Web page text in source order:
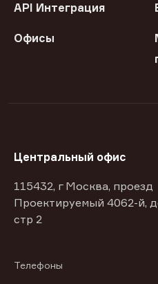
API Интеграция
Офисы
Центральный офис
115432, г Москва, проезд
Проектируемый 4062-й,
стр 2
Телефоны